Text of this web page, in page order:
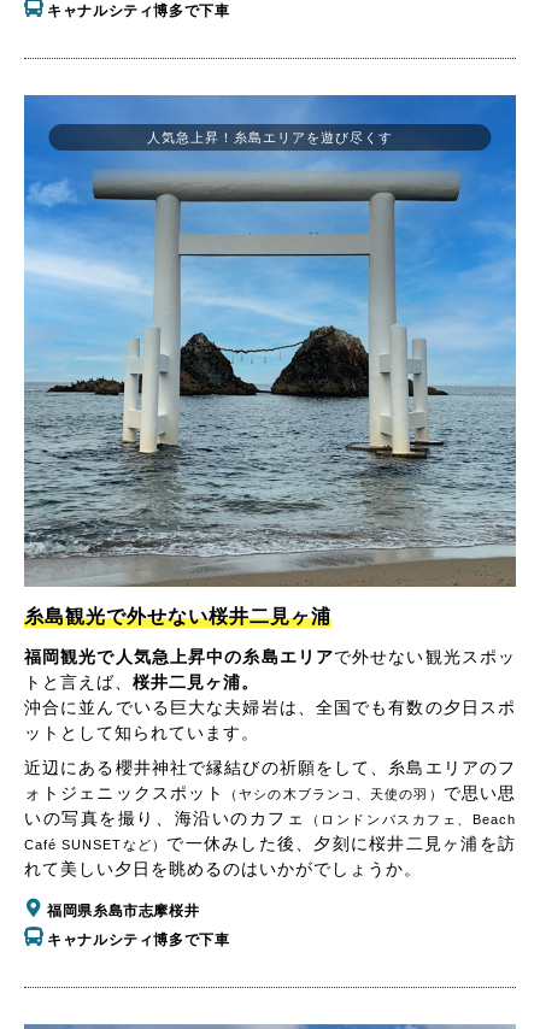
キャナルシティ博多で下車
人気急上昇！糸島エリアを遊び尽くす
糸島観光で外せない桜井二見ヶ浦
福岡観光で人気急上昇中の糸島エリアで外せない観光スポッ
トと言えば、 桜井二見ヶ浦。
沖合に並んでいる巨大な夫婦岩は、全国でも有数の夕日スポ
ットとして知られています。
近辺にある櫻井神社で縁結びの祈願をして、糸島エリアのフ
ォトジェニックスポット
（ヤシの木ブランコ、天使の羽）
で思い思
いの写真を撮り、海沿いのカフェ
（ロンドンバスカフェ、Beach
Café SUNSETなど） で一休みした後、夕刻に桜井二見ヶ浦を訪
れて美しい夕日を眺めるのはいかがでしょうか。
福岡県糸島市志摩桜井
キャナルシティ博多で下車